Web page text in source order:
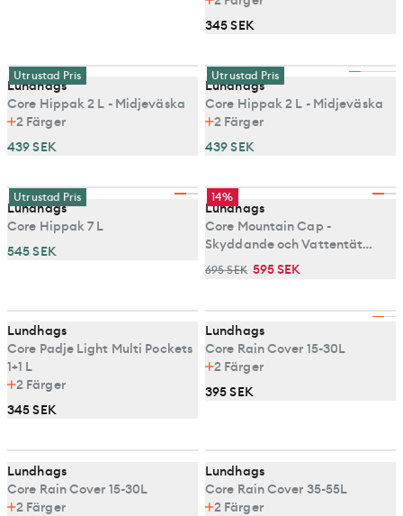
345 SEK
Utrustad Pris
Lundhags
Core Hippak 2 L - Midjeväska
2 Färger
439 SEK
Utrustad Pris
Lundhags
Core Hippak 2 L - Midjeväska
2 Färger
439 SEK
Utrustad Pris
Lundhags
Core Hippak 7 L
545 SEK
14%
Lundhags
Core Mountain Cap -
Skyddande och Vattentät
Vinterkeps
695 SEK 595 SEK
Lundhags
Core Padje Light Multi Pockets
1+1 L
2 Färger
345 SEK
Lundhags
Core Rain Cover 15-30L
2 Färger
395 SEK
Lundhags
Core Rain Cover 15-30L
2 Färger
Lundhags
Core Rain Cover 35-55L
2 Färger